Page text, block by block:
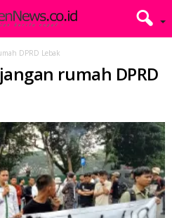
DPRD Lebak
rumah DPRD